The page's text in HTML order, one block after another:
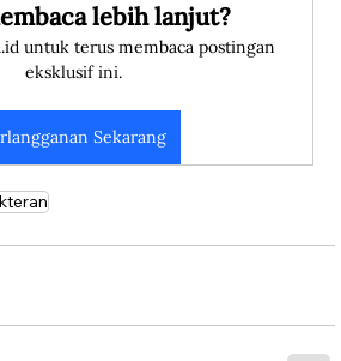
lebih lanjut?
untuk terus membaca postingan
eksklusif ini.
Sekarang